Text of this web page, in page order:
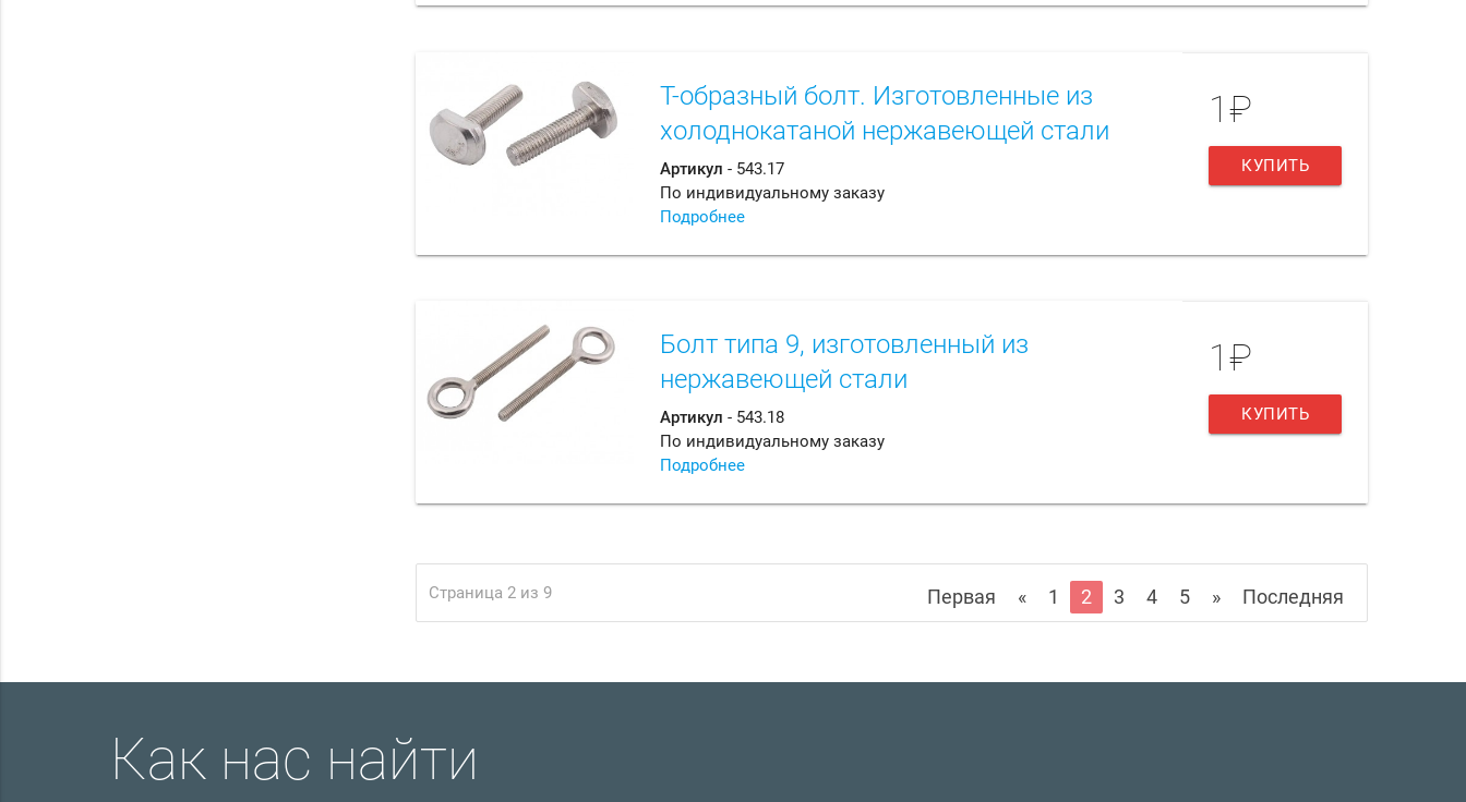
Т-образный болт. Изготовленные из
холоднокатаной нержавеющей стали
Артикул - 543.17
По индивидуальному заказу
Подробнее
1₽
КУПИТЬ
Болт типа 9, изготовленный из
нержавеющей стали
Артикул - 543.18
По индивидуальному заказу
Подробнее
1₽
КУПИТЬ
Страница 2 из 9 Первая « 1 2 3 4 5 » Последняя
Как нас найти